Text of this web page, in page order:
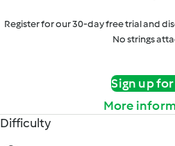
Register for our 30-day free trial and
No strings
Sign up
More
Difficulty